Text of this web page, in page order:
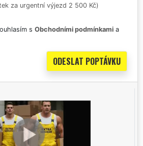
za urgentní výjezd 2 500 Kč)
s Obchodními podmínkami a